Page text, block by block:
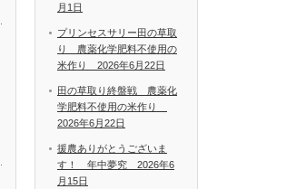
月1日
プリンセスサリー田の草取
り 農薬化学肥料不使用の
米作り 2026年6月22日
田の草取り終盤戦 農薬化
学肥料不使用の米作り
2026年6月22日
援農ありがとうございま
す！ 年中夢究 2026年6
月15日